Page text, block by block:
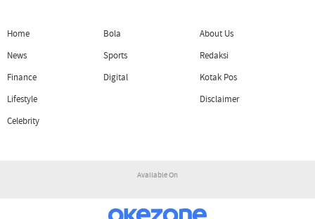
Home
News
Finance
Lifestyle
Celebrity
Bola
Sports
Digital
About Us
Redaksi
Kotak Pos
Disclaimer
Available On